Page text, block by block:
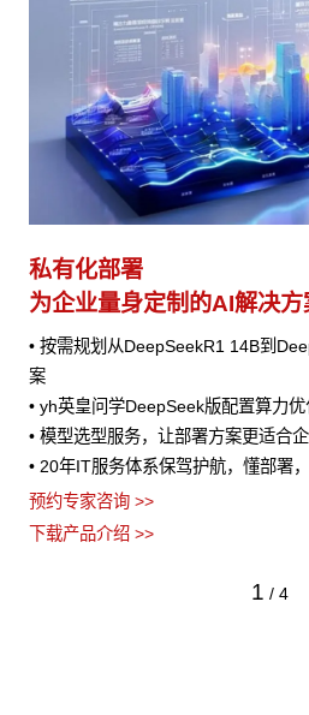
私有化部署
为企业量身定制的AI解决方
• 按需规划从DeepSeekR1 14B到
案
• yh英皇问学DeepSeek版配置算力
• 模型选型服务，让部署方案更适合
• 20年IT服务体系保驾护航，懂部署
预约专家咨询 >>
下载产品介绍 >>
1 / 4